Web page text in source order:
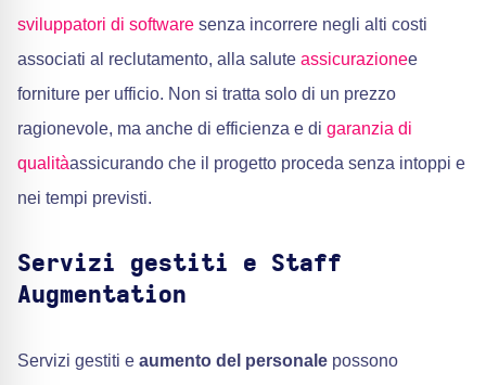
sviluppatori di software senza incorrere negli alti costi
associati al reclutamento, alla salute assicurazionee
forniture per ufficio. Non si tratta solo di un prezzo
ragionevole, ma anche di efficienza e di garanzia di
qualitàassicurando che il progetto proceda senza intoppi e
nei tempi previsti.
Servizi gestiti e Staff
Augmentation
Servizi gestiti e aumento del personale possono